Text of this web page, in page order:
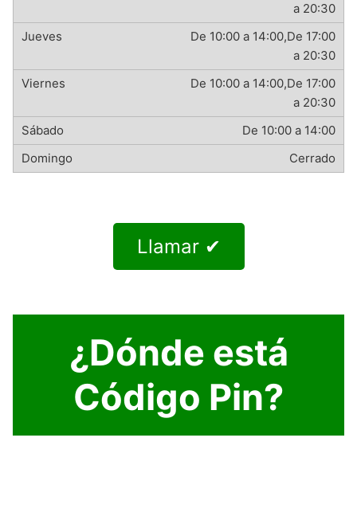
a 20:30
De 10:00 a 14:00,De 17:00
a 20:30
De 10:00 a 14:00,De 17:00
a 20:30
De 10:00 a 14:00
Cerrado
Llamar ✔
¿Dónde está
Código Pin?